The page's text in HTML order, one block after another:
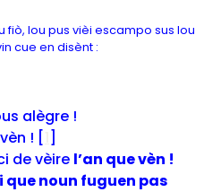
lou pus vièi escampo sus lou
cue en disènt :
alègre !
! [ ]
de vèire l’an que vèn !
que noun fuguen pas